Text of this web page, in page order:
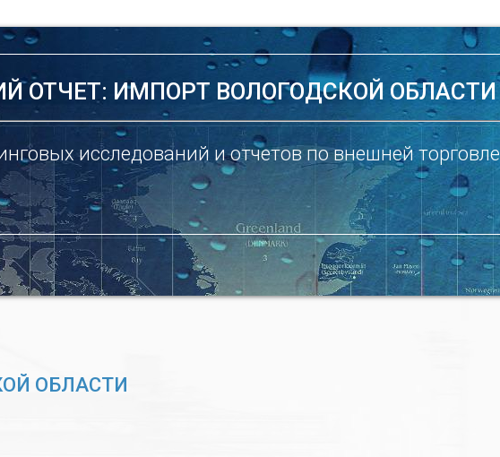
ОТЧЕТ: ИМПОРТ ВОЛОГОДСКОЙ ОБЛАСТИ
исследований и отчетов по внешней торговле
ОБЛАСТИ